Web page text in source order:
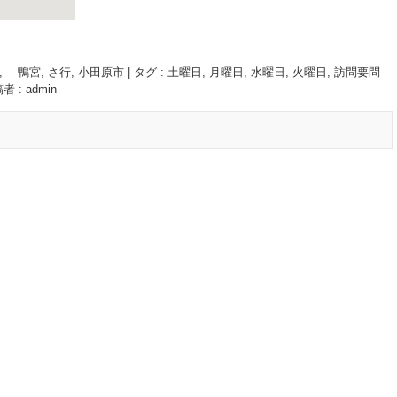
, 鴨宮, さ行, 小田原市 タグ : 土曜日 , 月曜日 , 水曜日 , 火曜日 , 訪問要問
者 : admin